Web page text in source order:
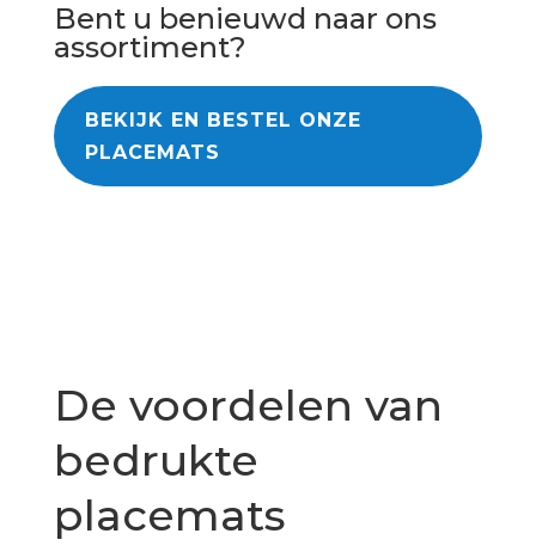
Bent u benieuwd naar ons
assortiment?
BEKIJK EN BESTEL ONZE
PLACEMATS
De voordelen van
bedrukte
placemats